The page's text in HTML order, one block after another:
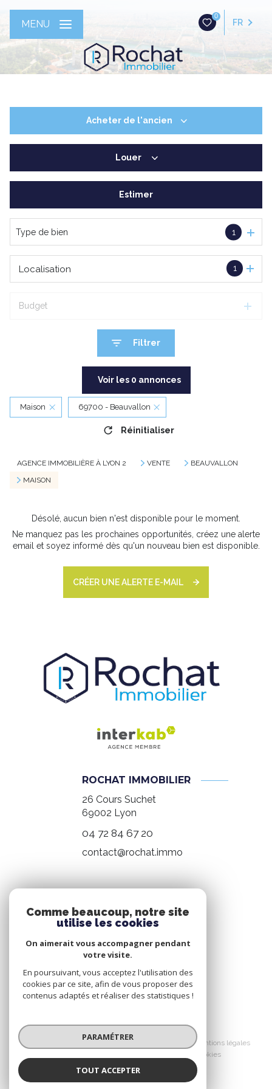
0
FR
MENU
Acheter de l'ancien
Louer
Estimer
Type de bien 1
1
Localisation
Budget
Filtrer
Voir les 0 annonces
Maison 69700 - Beauvallon
Réinitialiser
AGENCE IMMOBILIÈRE À LYON 2 VENTE
BEAUVALLON
MAISON
Désolé, aucun bien n'est disponible pour le moment.
Ne manquez pas les prochaines opportunités, créez une alerte
email et soyez informé dès qu'un nouveau bien est disponible.
CRÉER UNE ALERTE E-MAIL
ROCHAT IMMOBILIER
26 Cours Suchet
69002 Lyon
04 72 84 67 20
contact@rochat.immo
Nous suivre
© 2026 | Tous droits réservés
Mentions légales
Cookies
Comme beaucoup, notre site
utilise les cookies
On aimerait vous accompagner pendant
votre visite.
En poursuivant, vous acceptez l'utilisation des
cookies par ce site, afin de vous proposer des
contenus adaptés et réaliser des statistiques !
PARAMÉTRER
TOUT ACCEPTER